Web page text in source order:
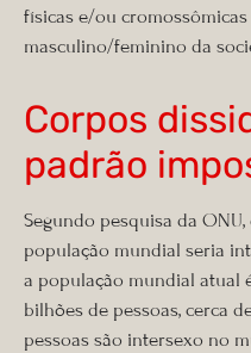
físicas e/ou
masculino/feminino da
Corpos
padrão
Segundo pesquisa da ONU,
população mundial seria
a população mundial atual
bilhões de pessoas, cerca
pessoas são intersexo no